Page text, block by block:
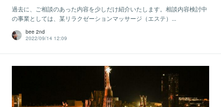
過去に、ご相談のあった内容を少しだけ紹介いたします。相談内容検討中
の事業としては、某リラクゼーションマッサージ（エステ）...
bee 2nd
2022/09/14 12:09